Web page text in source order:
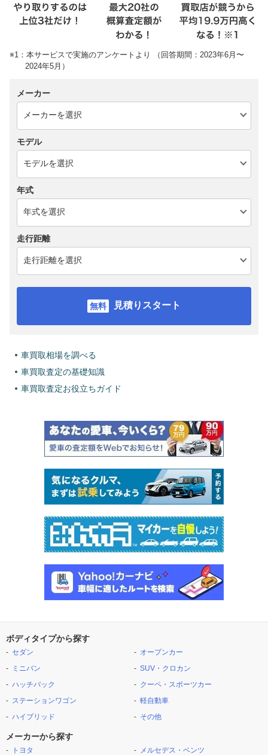
※1：本サービスで実施のアンケートより （回答期間：2023年6月〜
2024年5月）
メーカー
モデル
年式
走行距離
見積りスタート
車買取相場を調べる
車買取査定の基礎知識
車買取査定お役立ちガイド
ボディタイプから探す
セダン
ミニバン
ハッチバック
ステーションワゴン
ハイブリッド
オープンカー
SUV・クロカン
クーペ・スポーツカー
軽自動車
その他
メーカーから探す
トヨタ
メルセデス・ベンツ